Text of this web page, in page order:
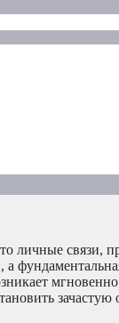
личные связи,